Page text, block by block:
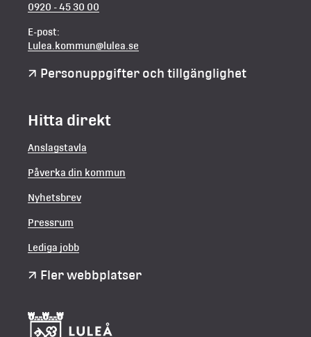
0920 - 45 30 00
E-post:
Lulea.kommun@lulea.se
Personuppgifter och tillgänglighet
Hitta direkt
Anslagstavla
Påverka din kommun
Nyhetsbrev
Pressrum
Lediga jobb
Fler webbplatser